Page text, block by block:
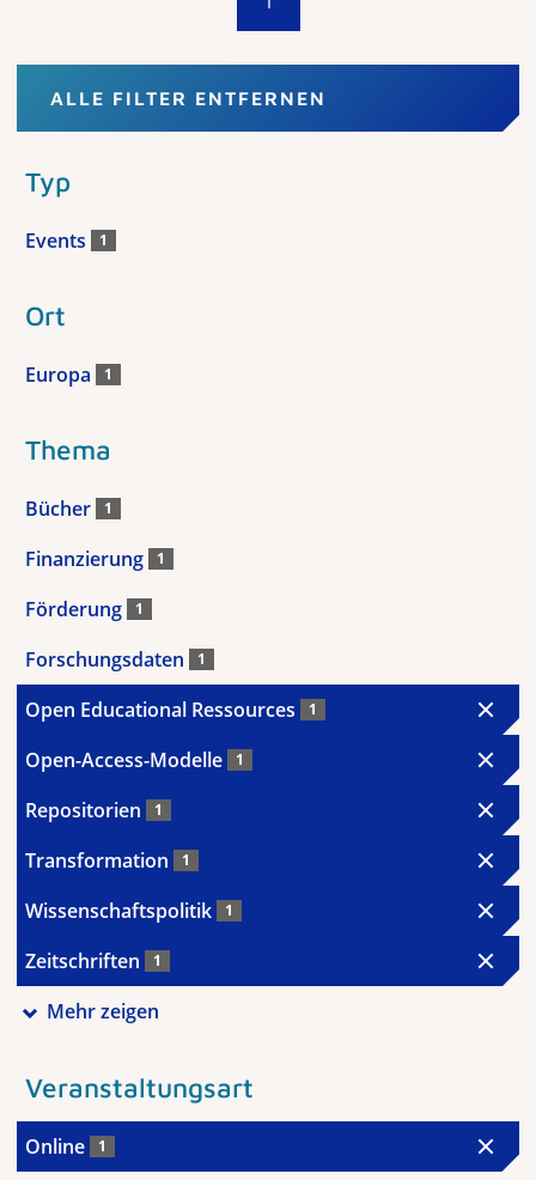
ALLE FILTER ENTFERNEN
Typ
Events 1
Ort
Europa 1
Thema
Bücher 1
Finanzierung 1
Förderung 1
Forschungsdaten 1
Open Educational Ressources 1
Open-Access-Modelle 1
Repositorien 1
Transformation 1
Wissenschaftspolitik 1
Zeitschriften 1
Mehr zeigen
Veranstaltungsart
Online 1